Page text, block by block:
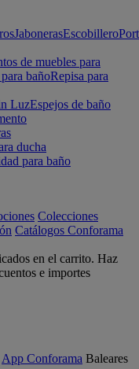
JabonerasEscobillero
de muebles para
bañoRepisa para
LuzEspejos de baño
ducha
para baño
Colecciones
Catálogos Conforama
en el carrito. Haz
e importes
App Conforama Baleares